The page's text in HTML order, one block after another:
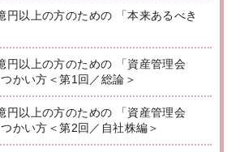
円以上の方のための 「本来あるべき
円以上の方のための 「資産管理会
かい方＜第1回／総論＞
円以上の方のための 「資産管理会
かい方＜第2回／自社株編＞